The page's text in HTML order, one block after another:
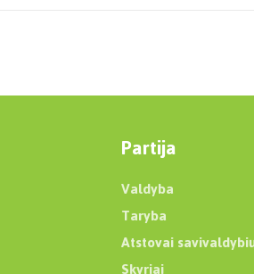
Partija
Valdyba
Taryba
Atstovai